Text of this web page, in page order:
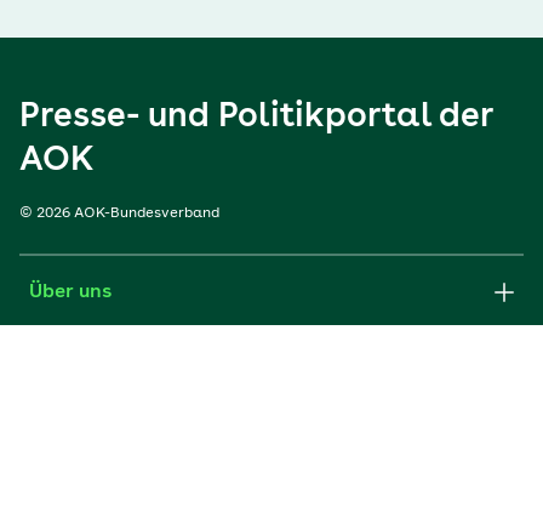
Presse- und Politikportal der
AOK
© 2026 AOK-Bundesverband
Über uns